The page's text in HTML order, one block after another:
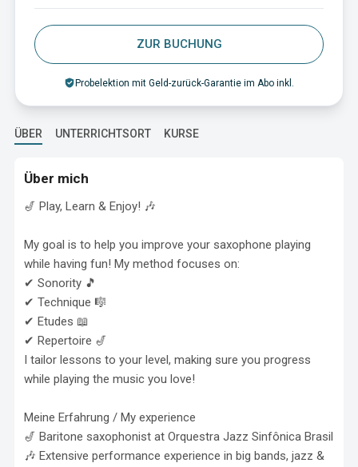
ZUR BUCHUNG
Probelektion mit Geld-zurück-Garantie im Abo inkl.
ÜBER UNTERRICHTSORT KURSE
Über mich
🎷 Play, Learn & Enjoy! 🎶
My goal is to help you improve your saxophone playing
while having fun! My method focuses on:
✔ Sonority 🎵
✔ Technique 🎼
✔ Etudes 📖
✔ Repertoire 🎷
I tailor lessons to your level, making sure you progress
while playing the music you love!
Meine Erfahrung / My experience
🎷 Baritone saxophonist at Orquestra Jazz Sinfônica Brasil
🎶 Extensive performance experience in big bands, jazz &